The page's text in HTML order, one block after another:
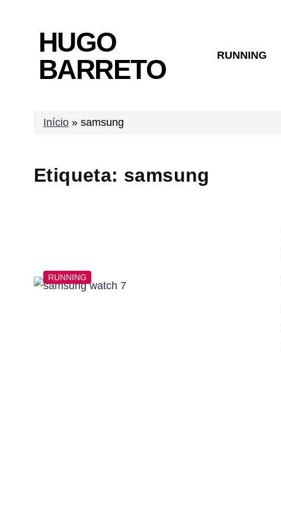
HUGO
BARRETO
RUNNING
Início» samsung
Etiqueta: samsung
RUNNING